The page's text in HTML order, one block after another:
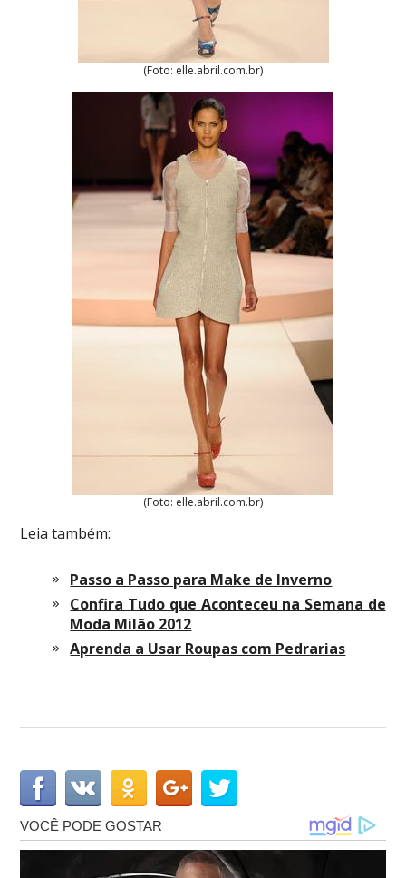
(Foto: elle.abril.com.br)
(Foto: elle.abril.com.br)
Leia também:
Passo a Passo para Make de Inverno
Confira Tudo que Aconteceu na Semana de
Moda Milão 2012
Aprenda a Usar Roupas com Pedrarias